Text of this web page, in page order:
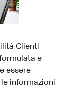
Clienti
e
essere
informazioni